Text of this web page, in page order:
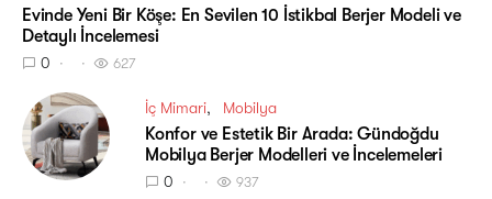
Evinde Yeni Bir Köşe: En Sevilen 10 İstikbal Berjer Modeli ve
Detaylı İncelemesi
0 627
İç Mimari Mobilya
Konfor ve Estetik Bir Arada: Gündoğdu
Mobilya Berjer Modelleri ve İncelemeleri
0 937